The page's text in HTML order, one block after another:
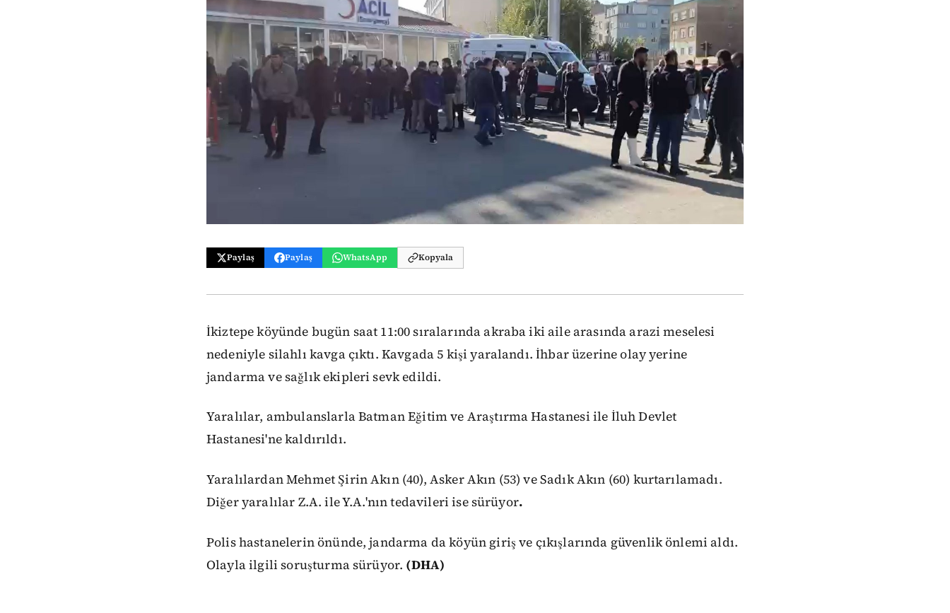
Paylaş Paylaş WhatsApp Kopyala
İkiztepe köyünde bugün saat 11:00 sıralarında akraba iki aile arasında arazi meselesi
nedeniyle silahlı kavga çıktı. Kavgada 5 kişi yaralandı. İhbar üzerine olay yerine
jandarma ve sağlık ekipleri sevk edildi.
Yaralılar, ambulanslarla Batman Eğitim ve Araştırma Hastanesi ile İluh Devlet
Hastanesi'ne kaldırıldı.
Yaralılardan Mehmet Şirin Akın (40), Asker Akın (53) ve Sadık Akın (60) kurtarılamadı.
Diğer yaralılar Z.A. ile Y.A.'nın tedavileri ise sürüyor.
Polis hastanelerin önünde, jandarma da köyün giriş ve çıkışlarında güvenlik önlemi aldı.
Olayla ilgili soruşturma sürüyor. (DHA)